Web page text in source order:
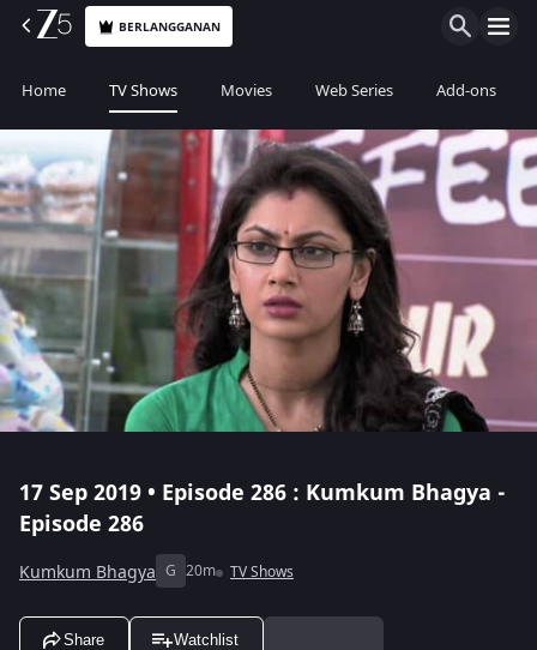
BERLANGGANAN
Home TV Shows Movies Web Series Add-ons
17 Sep 2019 • Episode 286 : Kumkum Bhagya -
Episode 286
Kumkum Bhagya G 20m TV Shows
Share Watchlist